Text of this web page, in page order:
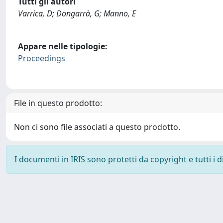
Varrica, D; Dongarrà, G; Manno, E
Appare nelle tipologie:
Proceedings
File in questo prodotto:
Non ci sono file associati a questo prodotto.
I documenti in IRIS sono protetti da copyright e tutti i